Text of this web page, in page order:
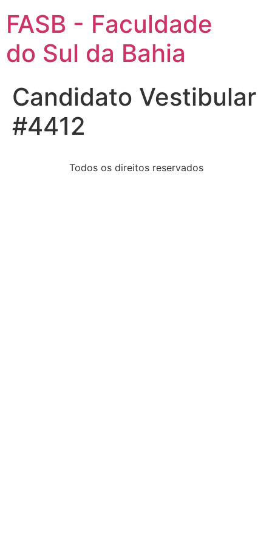
FASB - Faculdade
do Sul da Bahia
Candidato Vestibular
#4412
Todos os direitos reservados